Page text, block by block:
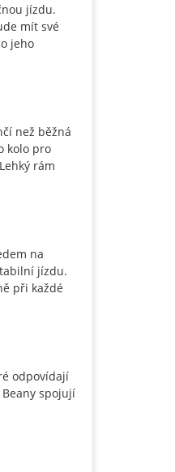
jízdu.
mít své
jeho
než běžná
kolo pro
rám
na
jízdu.
při každé
odpovídají
spojují